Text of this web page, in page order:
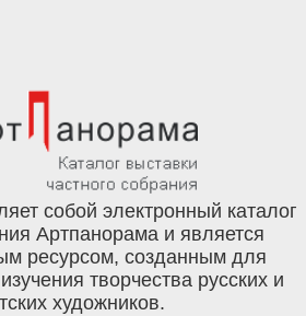
собой электронный каталог
Артпанорама и является
ресурсом, созданным для
творчества русских и
художников.